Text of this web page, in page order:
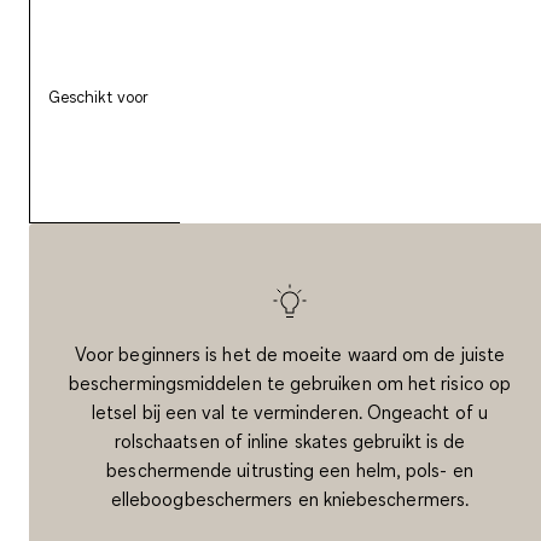
Geschikt voor
Voor beginners is het de moeite waard om de juiste
beschermingsmiddelen te gebruiken om het risico op
letsel bij een val te verminderen. Ongeacht of u
rolschaatsen of inline skates gebruikt is de
beschermende uitrusting een helm, pols- en
elleboogbeschermers en kniebeschermers.